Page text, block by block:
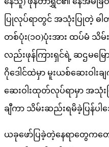
ပြုလုပ်ရာတွင် အသုံးပြုတဲ့ ဓ
တစ်ပုံး(၁ဝ)ပုံးအား ထပ်မံ သိ
လည်းဖုန်ကြားရှင်ရဲ့ ဆဌမမ
ဂိုဒေါင်ထဲမှာ မူးယစ်ဆေးဝါး
ဆေးဝါးထုတ်လုပ်ရာမှာ အသုံး
ချီကာ သိမ်းဆည်းရမိခဲ့ပြန်ပ
ယခုဖော်ပြခဲ့တဲ့နေရာတွေကတ